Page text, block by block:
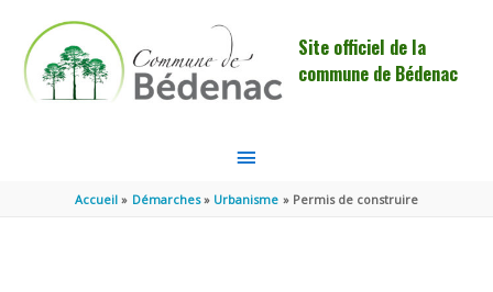
Site officiel de la
commune de Bédenac
MENU
PRINCIPAL
Accueil Démarches Urbanisme Permis de construire